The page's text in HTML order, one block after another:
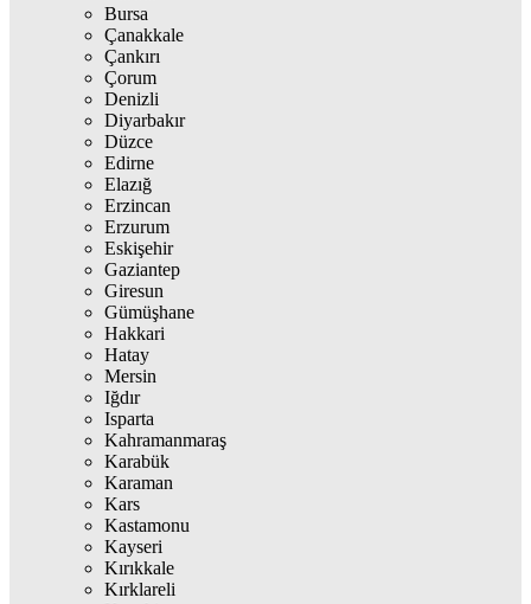
Bursa
Çanakkale
Çankırı
Çorum
Denizli
Diyarbakır
Düzce
Edirne
Elazığ
Erzincan
Erzurum
Eskişehir
Gaziantep
Giresun
Gümüşhane
Hakkari
Hatay
Mersin
Iğdır
Isparta
Kahramanmaraş
Karabük
Karaman
Kars
Kastamonu
Kayseri
Kırıkkale
Kırklareli